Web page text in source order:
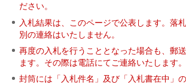
ださい。
入札結果は、このページで公表します。落
別の連絡はいたしません。
再度の入札を行うこととなった場合も、郵
ます。その際は電話にてご連絡いたします。
封筒には「入札件名」及び「入札書在中」